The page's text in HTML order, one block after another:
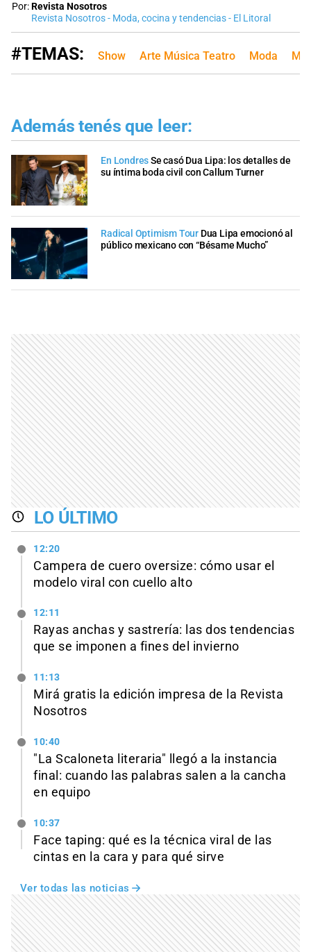
Por:Revista Nosotros
Revista Nosotros - Moda, cocina y tendencias - El Litoral
#TEMAS: Show Arte Música Teatro Moda
Además tenés que leer:
En LondresSe casó Dua Lipa: los detalles de
su íntima boda civil con Callum Turner
Radical Optimism Tour Dua Lipa emocionó al
público mexicano con “Bésame Mucho”
LO ÚLTIMO
12:20
Campera de cuero oversize: cómo usar el
modelo viral con cuello alto
12:11
Rayas anchas y sastrería: las dos tendencias
que se imponen a fines del invierno
11:13
Mirá gratis la edición impresa de la Revista
Nosotros
10:40
"La Scaloneta literaria" llegó a la instancia
final: cuando las palabras salen a la cancha
en equipo
10:37
Face taping: qué es la técnica viral de las
cintas en la cara y para qué sirve
Ver todas las noticias